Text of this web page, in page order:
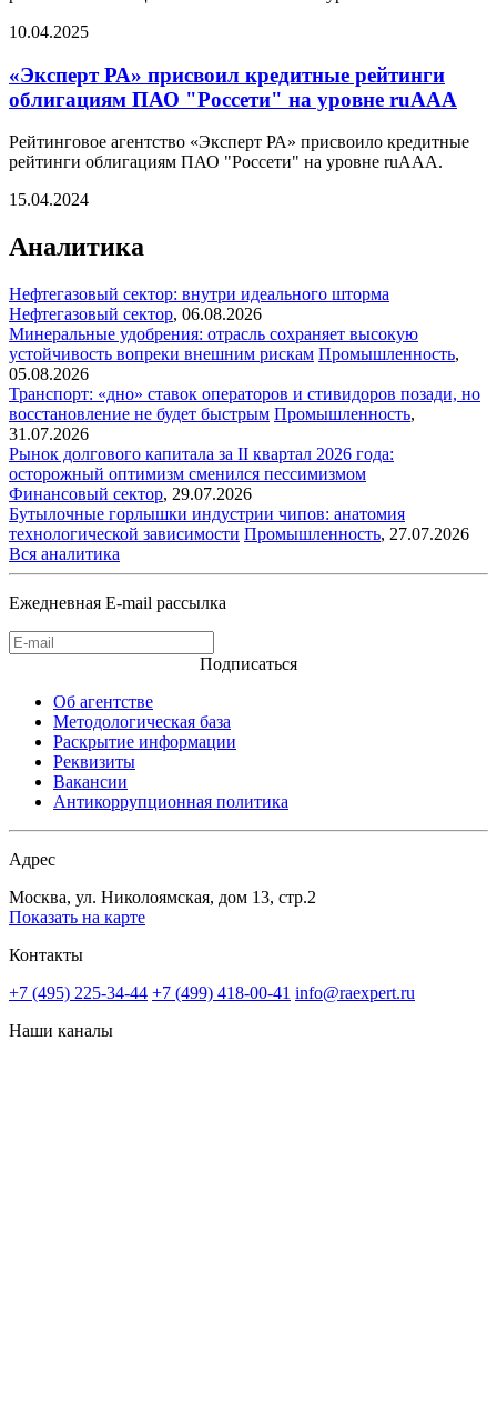
10.04.2025
«Эксперт РА» присвоил кредитные рейтинги
облигациям ПАО "Россети" на уровне ruAAA
Рейтинговое агентство «Эксперт РА» присвоило кредитные
рейтинги облигациям ПАО "Россети" на уровне ruAAA.
15.04.2024
Аналитика
Нефтегазовый сектор: внутри идеального шторма
Нефтегазовый сектор, 06.08.2026
Минеральные удобрения: отрасль сохраняет высокую
устойчивость вопреки внешним рискам Промышленность,
05.08.2026
Транспорт: «дно» ставок операторов и стивидоров позади, но
восстановление не будет быстрым Промышленность,
31.07.2026
Рынок долгового капитала за II квартал 2026 года:
осторожный оптимизм сменился пессимизмом
Финансовый сектор, 29.07.2026
Бутылочные горлышки индустрии чипов: анатомия
технологической зависимости Промышленность, 27.07.2026
Вся аналитика
Ежедневная E-mail рассылка
Подписаться
Об агентстве
Методологическая база
Раскрытие информации
Реквизиты
Вакансии
Антикоррупционная политика
Адрес
Москва, ул. Николоямская, дом 13, стр.2
Показать на карте
Контакты
+7 (495) 225-34-44 +7 (499) 418-00-41 info@raexpert.ru
Наши каналы